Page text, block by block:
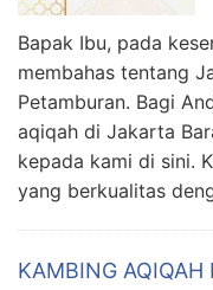
Bapak Ibu, pada
membahas tentang
Petamburan. Bagi
aqiqah di Jakarta
kepada kami di sini.
yang berkualitas
KAMBING AQIQAH